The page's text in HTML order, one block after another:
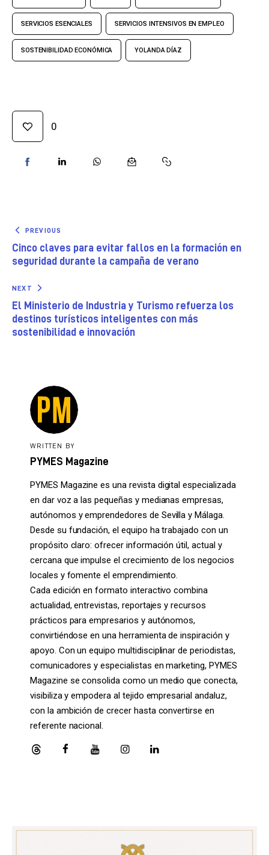
SERVICIOS ESENCIALES SERVICIOS INTENSIVOS EN EMPLEO
SOSTENIBILIDAD ECONÓMICA YOLANDA DÍAZ
0
PREVIOUS
Cinco claves para evitar fallos en la formación en
seguridad durante la campaña de verano
NEXT
El Ministerio de Industria y Turismo refuerza los
destinos turísticos inteligentes con más
sostenibilidad e innovación
WRITTEN BY
PYMES Magazine
PYMES Magazine es una revista digital especializada
en dar voz a las pequeñas y medianas empresas,
autónomos y emprendedores de Sevilla y Málaga.
Desde su fundación, el equipo ha trabajado con un
propósito claro: ofrecer información útil, actual y
cercana que impulse el crecimiento de los negocios
locales y fomente el emprendimiento.
Cada edición en formato interactivo combina
actualidad, entrevistas, reportajes y recursos
prácticos para empresarios y autónomos,
convirtiéndose en una herramienta de inspiración y
apoyo. Con un equipo multidisciplinar de periodistas,
comunicadores y especialistas en marketing, PYMES
Magazine se consolida como un medio que conecta,
visibiliza y empodera al tejido empresarial andaluz,
con la ambición de crecer hasta convertirse en
referente nacional.